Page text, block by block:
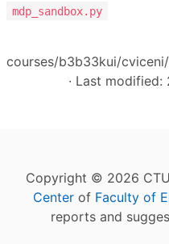
mdp_sandbox.py
courses/b3b33kui/
· Last
Copyright © 2026
Center of Faculty of
reports and